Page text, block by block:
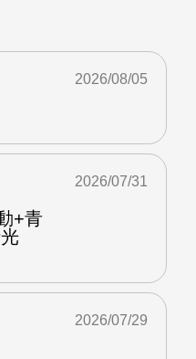
2026/08/05
+青
2026/07/31
2026/07/29